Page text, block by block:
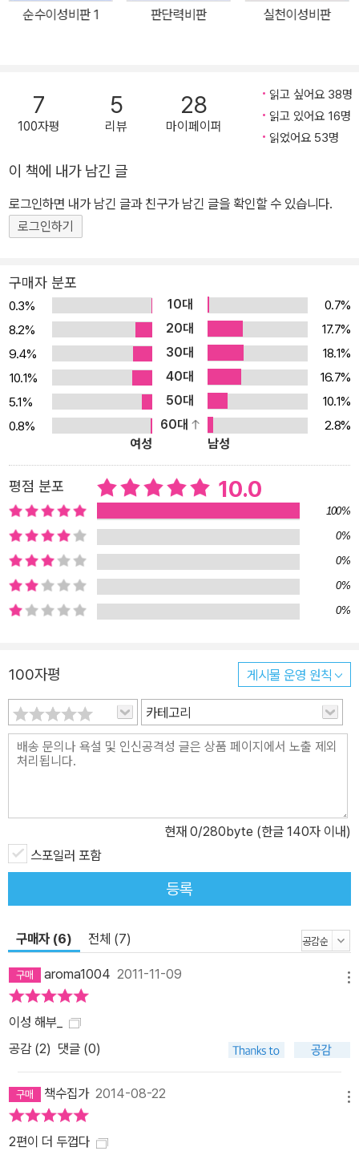
순수이성비판 1 판단력비판 실천이성비판
7
100자평
5
리뷰
28
마이페이퍼
읽고 싶어요 38명
읽고 있어요 16명
읽었어요 53명
이 책에 내가 남긴 글
로그인하면 내가 남긴 글과 친구가 남긴 글을 확인할 수 있습니다.
로그인하기
구매자 분포
0.3% 10대
0.7%
8.2%
20대
17.7%
9.4%
30대
18.1%
10.1%
40대
16.7%
5.1%
50대
10.1%
0.8%
60대
2.8%
여성
남성
평점 분포 10.0
100%
0%
0%
0%
0%
100자평 게시물 운영 원칙
카테고리
현재 0/280byte (한글 140자 이내)
스포일러 포함
등록
구매자 (6) 전체 (7)
aroma1004 2011-11-09
이성 해부_
공감 (2) 댓글 (0)
책수집가2014-08-22
2편이 더 두껍다